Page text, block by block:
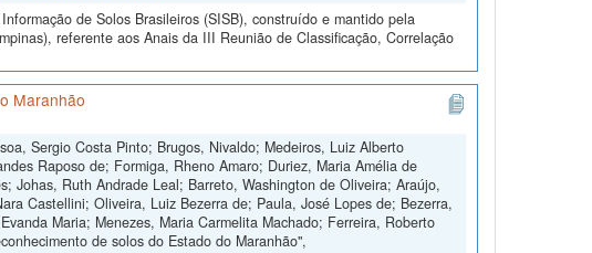
de Solos Brasileiros (SISB), construído e mantido pela
referente aos Anais da III Reunião de Classificação, Correlação
Maranhão
Sergio Costa Pinto; Brugos, Nivaldo; Medeiros, Luiz Alberto
Raposo de; Formiga, Rheno Amaro; Duriez, Maria Amélia de
Johas, Ruth Andrade Leal; Barreto, Washington de Oliveira; Araújo,
Castellini; Oliveira, Luiz Bezerra de; Paula, José Lopes de; Bezerra,
Maria; Menezes, Maria Carmelita Machado; Ferreira, Roberto
de solos do Estado do Maranhão",